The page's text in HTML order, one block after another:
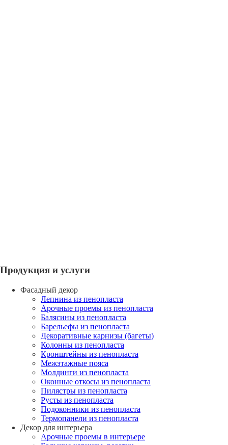
Продукция и услуги
Фасадный декор
Лепнина из пенопласта
Арочные проемы из пенопласта
Балясины из пенопласта
Барельефы из пенопласта
Декоративные карнизы (багеты)
Колонны из пенопласта
Кронштейны из пенопласта
Межэтажные пояса
Молдинги из пенопласта
Оконные откосы из пенопласта
Пилястры из пенопласта
Русты из пенопласта
Подоконники из пенопласта
Термопанели из пенопласта
Декор для интерьера
Арочные проемы в интерьере